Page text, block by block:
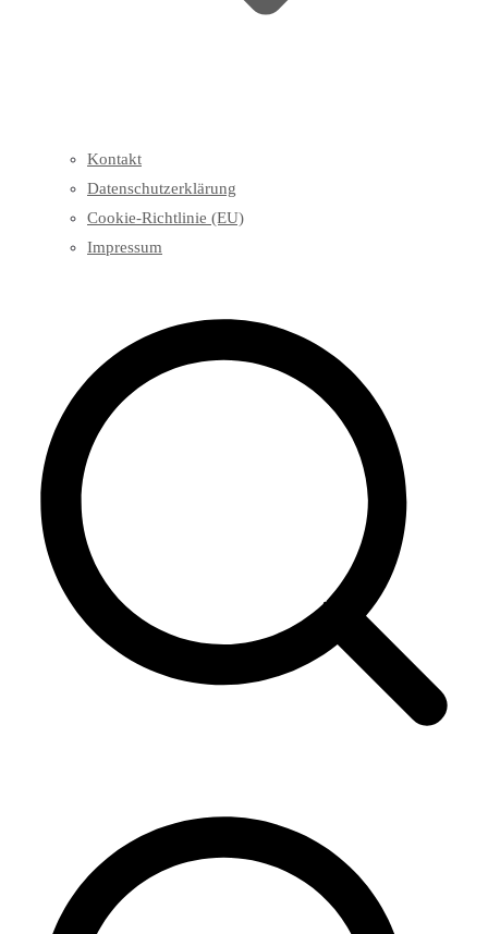
Kontakt
Datenschutzerklärung
Cookie-Richtlinie (EU)
Impressum